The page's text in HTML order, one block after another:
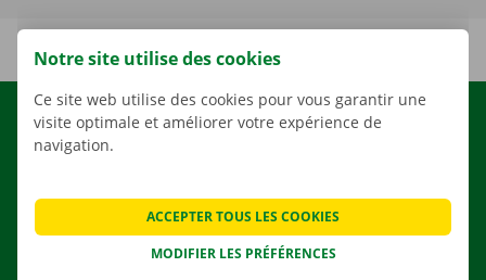
LOCATION
AGENCES
APPLI
Notre site utilise des cookies
Ce site web utilise des cookies pour vous garantir une
visite optimale et améliorer votre expérience de
navigation.
MODIFIER LES PRÉFÉRENCES
ACCEPTER TOUS LES COOKIES